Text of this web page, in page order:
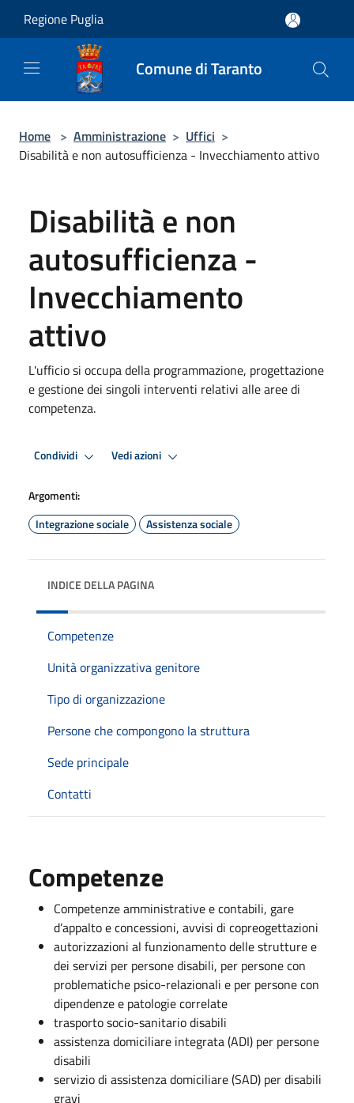
Regione Puglia
Comune di Taranto
Home > Amministrazione > Uffici >
Disabilità e non autosufficienza - Invecchiamento attivo
Disabilità e non
autosufficienza -
Invecchiamento
attivo
L'ufficio si occupa della programmazione, progettazione
e gestione dei singoli interventi relativi alle aree di
competenza.
Condividi Vedi azioni
Argomenti:
Integrazione sociale
Assistenza sociale
INDICE DELLA PAGINA
Competenze
Unità organizzativa genitore
Tipo di organizzazione
Persone che compongono la struttura
Sede principale
Contatti
Competenze
Competenze amministrative e contabili, gare
d’appalto e concessioni, avvisi di copreogettazioni
autorizzazioni al funzionamento delle strutture e
dei servizi per persone disabili, per persone con
problematiche psico-relazionali e per persone con
dipendenze e patologie correlate
trasporto socio-sanitario disabili
assistenza domiciliare integrata (ADI) per persone
disabili
servizio di assistenza domiciliare (SAD) per disabili
gravi